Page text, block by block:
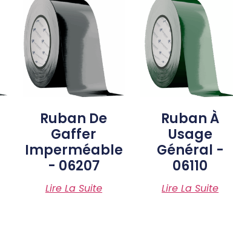
Ruban De
Gaffer
Imperméable
- 06207
Lire La Suite
Ruban À
Usage
Général -
06110
Lire La Suite